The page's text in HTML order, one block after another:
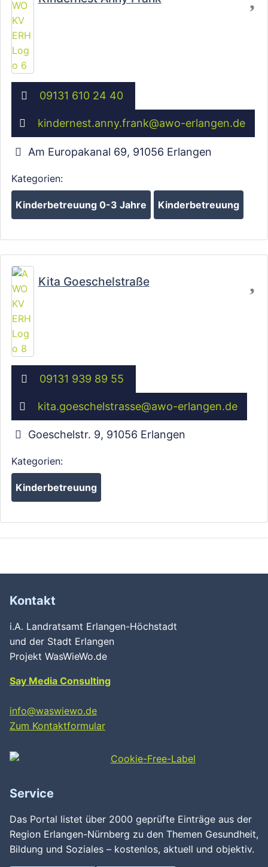
Wird geladen …
09131 610 24 40
kindernest.anny.frank@awo-erlangen.de
Am Europakanal 69, 91056 Erlangen
Kategorien:
Kinderbetreuung 0-3 Jahre Kinderbetreuung
Kita Goeschelstraße
09131 939 89 55
kita.goeschelstrasse@awo-erlangen.de
Goeschelstr. 9, 91056 Erlangen
Kategorien:
Kinderbetreuung
Kontakt
i.A. Landratsamt Erlangen-Höchstadt
und der Stadt Erlangen
Projekt WasWieWo.de
Say Media Consulting
info@waswiewo.de
Zum Kontaktformular
Service
Das Portal listet über 2000 geprüfte Einträge aus der
Region Erlangen-Nürnberg zu den Themen Gesundheit,
Bildung und Soziales – kostenlos, aktuell und objektiv.